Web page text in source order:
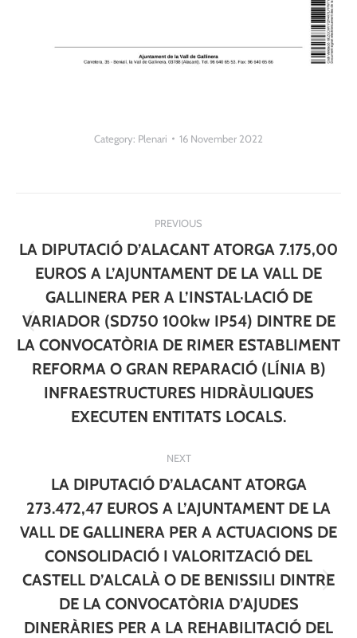
Category: Plenari 16 November 2022
navigation
PREVIOUS
Previous
post:
LA DIPUTACIÓ D’ALACANT ATORGA 7.175,00
EUROS A L’AJUNTAMENT DE LA VALL DE
GALLINERA PER A L’INSTAL·LACIÓ DE
VARIADOR (SD750 100kw IP54) DINTRE DE
LA CONVOCATÒRIA DE RIMER ESTABLIMENT
REFORMA O GRAN REPARACIÓ (LÍNIA B)
INFRAESTRUCTURES HIDRÀULIQUES
EXECUTEN ENTITATS LOCALS.
NEXT
Next
post:
LA DIPUTACIÓ D’ALACANT ATORGA
273.472,47 EUROS A L’AJUNTAMENT DE LA
VALL DE GALLINERA PER A ACTUACIONS DE
CONSOLIDACIÓ I VALORITZACIÓ DEL
CASTELL D’ALCALÀ O DE BENISSILI DINTRE
DE LA CONVOCATÒRIA D’AJUDES
DINERÀRIES PER A LA REHABILITACIÓ DEL